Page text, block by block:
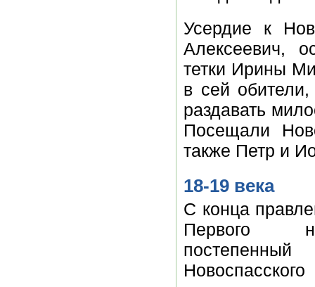
Усердие к
Алексеевич,
тетки Ирины
в сей
раздавать
Посещали
также Петр и
18-19 века
С конца
Первого
Новоспасского